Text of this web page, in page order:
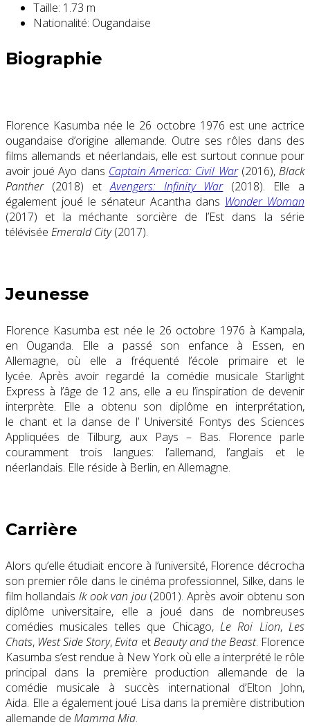
Taille: 1.73 m
Nationalité: Ougandaise
Biographie
Florence Kasumba née le 26 octobre 1976 est une actrice
ougandaise d’origine allemande. Outre ses rôles dans des
films allemands et néerlandais, elle est surtout connue pour
avoir joué Ayo dans Captain America: Civil War(2016),Black
Panther(2018) etAvengers: Infinity War(2018). Elle a
également joué le sénateur Acantha dans Wonder Woman
(2017) et la méchante sorcière de l’Est dans la série
télévisée Emerald City(2017).
Jeunesse
Florence Kasumba est née le 26 octobre 1976 à Kampala,
en Ouganda. Elle a passé son enfance à Essen, en
Allemagne, où elle a fréquenté l’école primaire et le
lycée. Après avoir regardé la comédie musicale Starlight
Express à l’âge de 12 ans, elle a eu l’inspiration de devenir
interprète. Elle a obtenu son diplôme en interprétation,
le chant et la danse de l’ Université Fontys des Sciences
Appliquées de Tilburg, aux Pays – Bas. Florence parle
couramment trois langues: l’allemand, l’anglais et le
néerlandais. Elle réside à Berlin, en Allemagne.
Carrière
Alors qu’elle étudiait encore à l’université, Florence décrocha
son premier rôle dans le cinéma professionnel, Silke, dans le
film hollandais Ik ook van jou(2001). Après avoir obtenu son
diplôme universitaire, elle a joué dans de nombreuses
comédies musicales telles que Chicago, Le Roi Lion, Les
Chats, West Side Story,Evita etBeauty and the Beast. Florence
Kasumba s’est rendue à New York où elle a interprété le rôle
principal dans la première production allemande de la
comédie musicale à succès international d’Elton John,
Aida. Elle a également joué Lisa dans la première distribution
allemande de Mamma Mia.